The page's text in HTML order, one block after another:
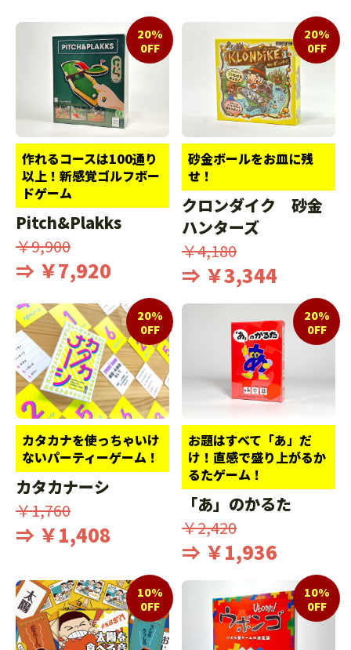
作れるコースは100通り
以上！新感覚ゴルフボー
ドゲーム
20%
0FF
Pitch&Plakks
￥9,900
⇒ ￥7,920
砂金ボールをお皿に残
せ！
20%
0FF
クロンダイク 砂金
ハンターズ
￥4,180
⇒ ￥3,344
カタカナを使っちゃいけ
ないパーティーゲーム！
20%
0FF
カタカナーシ
￥1,760
⇒ ￥1,408
お題はすべて「あ」だ
け！直感で盛り上がるか
るたゲーム！
20%
0FF
「あ」のかるた
￥2,420
⇒ ￥1,936
10%
0FF
10%
0FF